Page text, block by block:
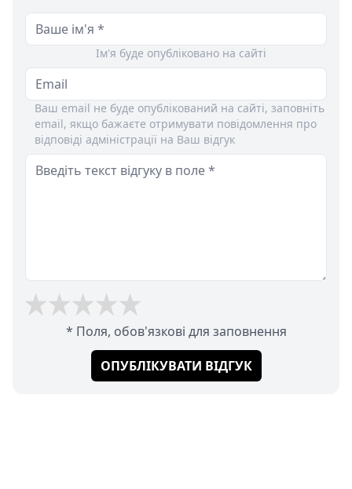
Ім'я буде опубліковано на сайті
Ваш email не буде опублікований на сайті, заповніть
email, якщо бажаєте отримувати повідомлення про
відповіді адміністрації на Ваш відгук
* Поля, обов'язкові для заповнення
ОПУБЛІКУВАТИ ВІДГУК